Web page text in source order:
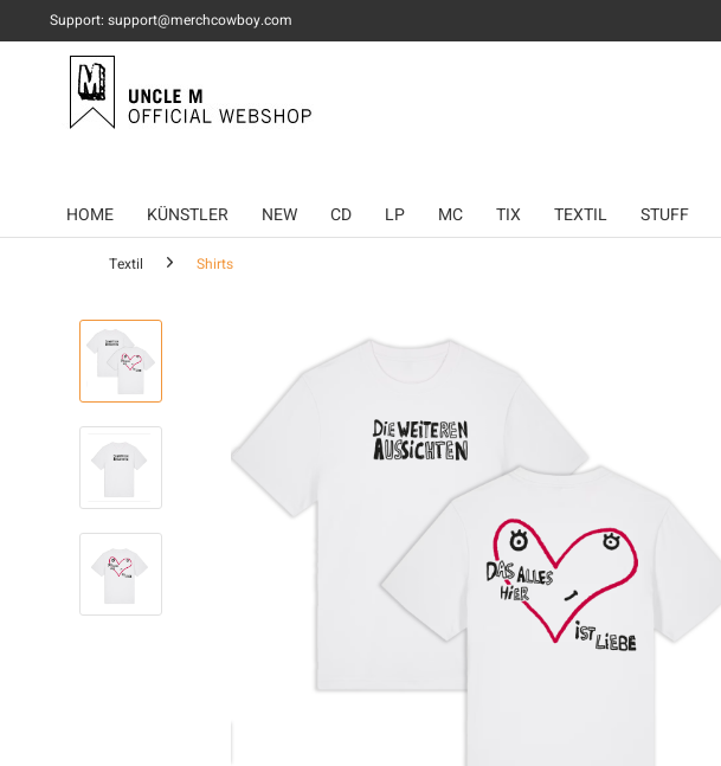
Support: support@merchcowboy.com
HOME KÜNSTLER NEW CD LP MC TIX TEXTIL STUFF
Textil Shirts